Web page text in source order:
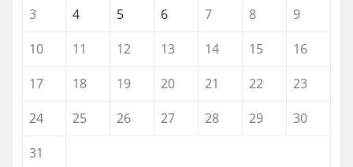
3
4 5 6 7 8
9
10
11 12 13 14 15
16
17
18 19 20 21 22
23
24
25 26 27 28 29
30
31